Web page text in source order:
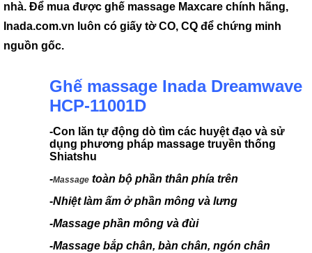
nhà. Để mua được ghế massage Maxcare chính hãng,
Inada.com.vn luôn có giấy tờ CO, CQ để chứng minh
nguồn gốc.
Ghế massage Inada Dreamwave
HCP-11001D
-Con lăn tự động dò tìm các huyệt đạo và sử
dụng phương pháp massage truyền thống
Shiatshu
-Massage toàn bộ phần thân phía trên
-Nhiệt làm ấm ở phần mông và lưng
-Massage phần mông và đùi
-Massage bắp chân, bàn chân, ngón chân